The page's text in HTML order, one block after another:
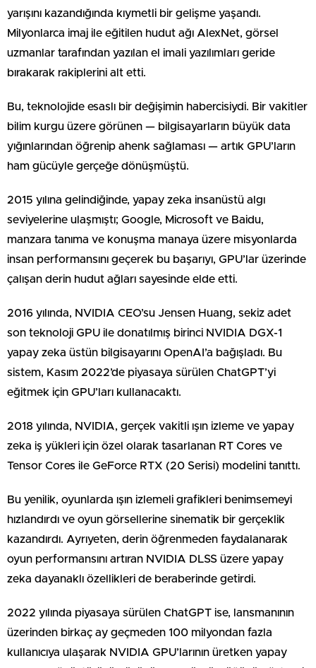
yarışını kazandığında kıymetli bir gelişme yaşandı.
Milyonlarca imaj ile eğitilen hudut ağı AlexNet, görsel
uzmanlar tarafından yazılan el imali yazılımları geride
bırakarak rakiplerini alt etti.
Bu, teknolojide esaslı bir değişimin habercisiydi. Bir vakitler
bilim kurgu üzere görünen — bilgisayarların büyük data
yığınlarından öğrenip ahenk sağlaması — artık GPU’ların
ham gücüyle gerçeğe dönüşmüştü.
2015 yılına gelindiğinde, yapay zeka insanüstü algı
seviyelerine ulaşmıştı; Google, Microsoft ve Baidu,
manzara tanıma ve konuşma manaya üzere misyonlarda
insan performansını geçerek bu başarıyı, GPU’lar üzerinde
çalışan derin hudut ağları sayesinde elde etti.
2016 yılında, NVIDIA CEO’su Jensen Huang, sekiz adet
son teknoloji GPU ile donatılmış birinci NVIDIA DGX-1
yapay zeka üstün bilgisayarını OpenAI’a bağışladı. Bu
sistem, Kasım 2022’de piyasaya sürülen ChatGPT’yi
eğitmek için GPU’ları kullanacaktı.
2018 yılında, NVIDIA, gerçek vakitli ışın izleme ve yapay
zeka iş yükleri için özel olarak tasarlanan RT Cores ve
Tensor Cores ile GeForce RTX (20 Serisi) modelini tanıttı.
Bu yenilik, oyunlarda ışın izlemeli grafikleri benimsemeyi
hızlandırdı ve oyun görsellerine sinematik bir gerçeklik
kazandırdı. Ayrıyeten, derin öğrenmeden faydalanarak
oyun performansını artıran NVIDIA DLSS üzere yapay
zeka dayanaklı özellikleri de beraberinde getirdi.
2022 yılında piyasaya sürülen ChatGPT ise, lansmanının
üzerinden birkaç ay geçmeden 100 milyondan fazla
kullanıcıya ulaşarak NVIDIA GPU’larının üretken yapay